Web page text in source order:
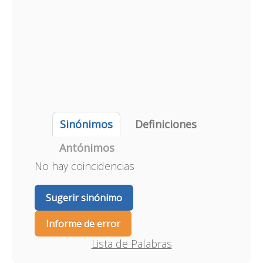
Sinónimos
Definiciones
Antónimos
No hay coincidencias
Sugerir sinónimo
Informe de error
Lista de Palabras